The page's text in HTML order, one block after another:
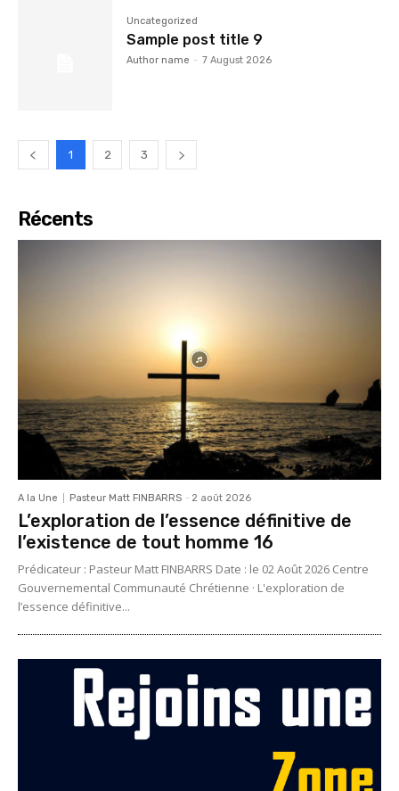
Uncategorized
Sample post title 9
Author name - 7 August 2026
1 2 3
Récents
A la Une Pasteur Matt FINBARRS - 2 août 2026
L’exploration de l’essence définitive de
l’existence de tout homme 16
Prédicateur : Pasteur Matt FINBARRS Date : le 02 Août 2026 Centre
Gouvernemental Communauté Chrétienne · L'exploration de
l’essence définitive...